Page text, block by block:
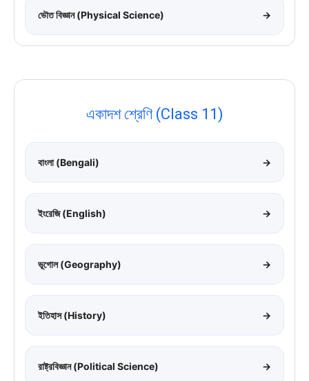
ভৌত বিজ্ঞান (Physical Science) →
একাদশ শ্রেণি (Class 11)
বাংলা (Bengali) →
ইংরেজি (English) →
ভূগোল (Geography) →
ইতিহাস (History) →
রাষ্ট্রবিজ্ঞান (Political Science) →